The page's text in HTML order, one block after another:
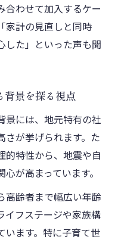
負担と減免制度の
与える影響とは
に及ぼす具体的な
選び方を富士市で
計管理に与える安
合わせて加入するケー
家計の見直しと同時
した」といった声も聞
背景を探る視点
景には、地元特有の社
さが挙げられます。た
的特性から、地震や自
が高まっています。
高齢者まで幅広い年齢
イフステージや家族構
います。特に子育て世